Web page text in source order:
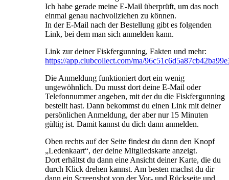
Ich habe gerade meine E-Mail überprüft, um das noch
einmal genau nachvollziehen zu können.
In der E-Mail nach der Bestellung gibt es folgenden
Link, bei dem man sich anmelden kann.
Link zur deiner Fiskfergunning, Fakten und mehr:
https://app.clubcollect.com/ma/
Die Anmeldung funktioniert dort ein wenig
ungewöhnlich. Du musst dort deine E-Mail oder
Telefonnummer angeben, mit der du die Fiskfergunning
bestellt hast. Dann bekommst du einen Link mit deiner
persönlichen Anmeldung, der aber nur 15 Minuten
gültig ist. Damit kannst du dich dann anmelden.
Oben rechts auf der Seite findest du dann den Knopf
„Ledenkaart“, der deine Mitgliedskarte anzeigt.
Dort erhältst du dann eine Ansicht deiner Karte, die du
durch Klick drehen kannst. Am besten machst du dir
dann ein Screenshot von der Vor- und Rückseite und